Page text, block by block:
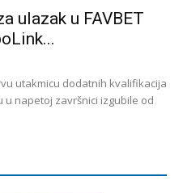
ulazak u FAVBET
utakmicu dodatnih kvalifikacija
u napetoj završnici izgubile od